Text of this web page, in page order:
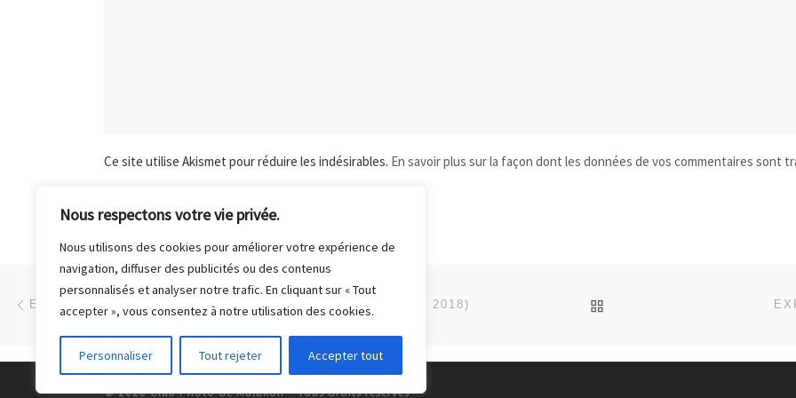
Nous respectons votre vie privée.
Nous utilisons des cookies pour améliorer votre expérience de
navigation, diffuser des publicités ou des contenus
personnalisés et analyser notre trafic. En cliquant sur « Tout
accepter », vous consentez à notre utilisation des cookies.
Personnaliser Tout rejeter Accepter tout
Ce site utilise Akismet pour réduire les indésirables. En savoir plus sur la façon dont les données de vos commentaires sont
Parcourir les articles
Article précédent
EXPOSITION « LA MAGIE DE LA LUMIÈRE » (DÉCEMBRE 2018) RETOUR À LA LISTE
© 2026Club Photo de Malakoff– Tous droits réservés